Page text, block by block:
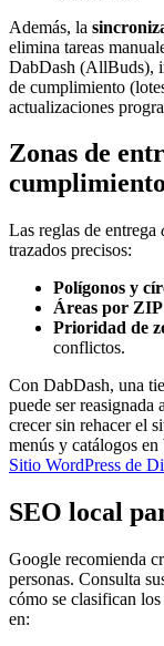
Además, la
elimina tareas
DabDash (AllBuds),
de cumplimiento
actualizaciones
Zonas de
Las reglas de entrega
trazados precisos:
Polígonos y
Áreas por ZIP
Prioridad de
conflictos.
Con DabDash, una
puede ser
crecer sin rehacer el
menús y catálogos
Sitio WordPress de
SEO local
Google recomienda
personas. Consulta
cómo se clasifican
en: